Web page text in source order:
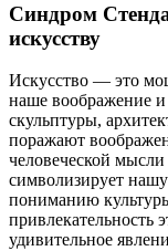
Синдром
искусству
Искусство — это
наше воображение
скульптуры,
поражают
человеческой
символизирует
пониманию
привлекательность
удивительное